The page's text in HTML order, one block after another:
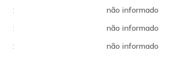
:
não informado
:
não informado
:
não informado